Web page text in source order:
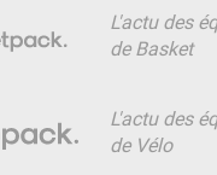
L'actu des
de Basket
L'actu des
de Vélo